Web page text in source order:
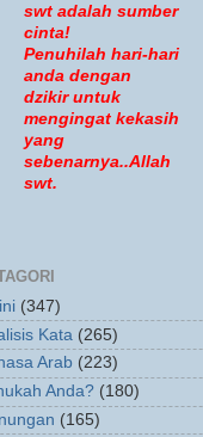
swt adalah sumber
cinta!
Penuhilah hari-hari
anda dengan
dzikir untuk
mengingat kekasih
yang
sebenarnya..Allah
swt.
(347)
Kata (265)
Arab (223)
Anda? (180)
(165)